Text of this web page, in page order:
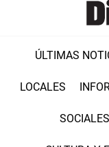
ÚLTIMAS
LOCALES
SOCIALES